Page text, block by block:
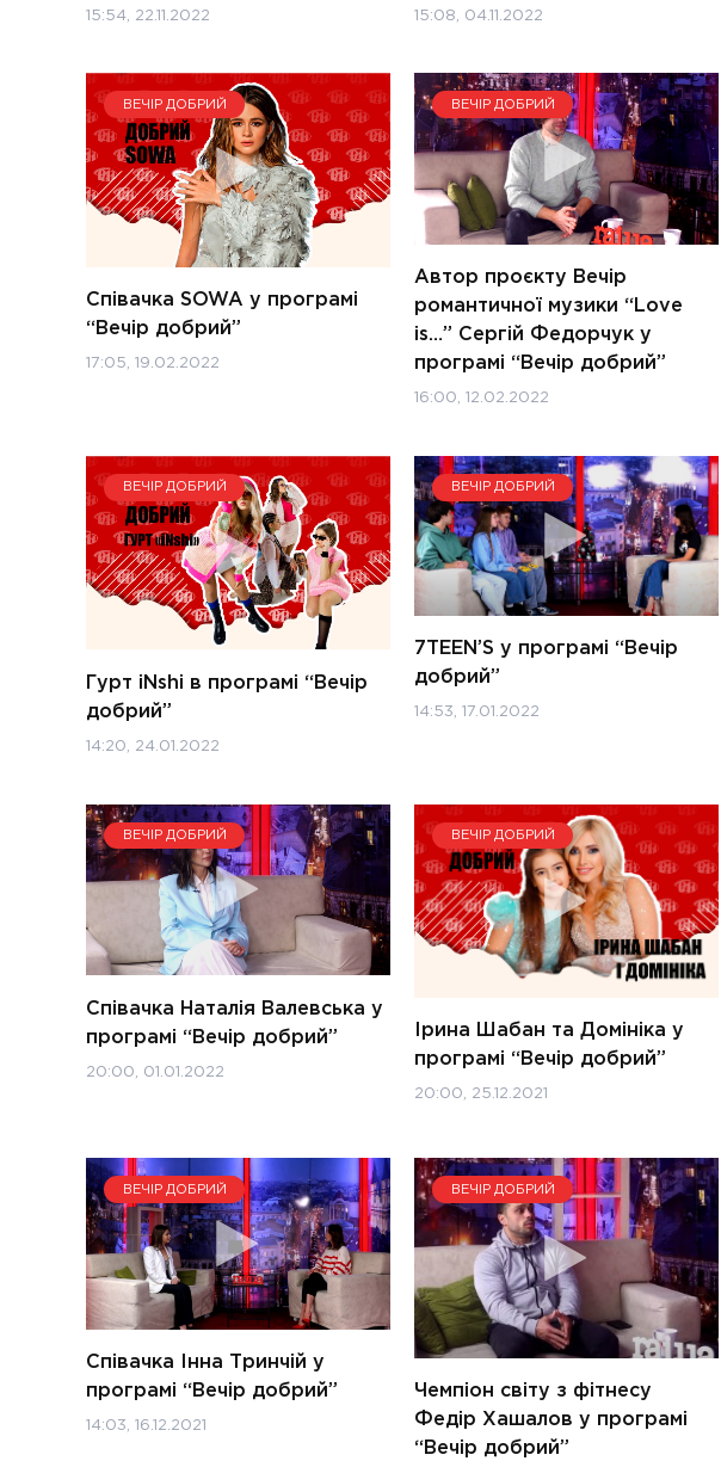
15:54, 22.11.2022 15:08, 04.11.2022
ВЕЧІР ДОБРИЙ
Співачка SOWA у програмі
“Вечір добрий”
17:05, 19.02.2022
ВЕЧІР ДОБРИЙ
Автор проєкту Вечір
романтичної музики “Love
is…” Сергій Федорчук у
програмі “Вечір добрий”
16:00, 12.02.2022
ВЕЧІР ДОБРИЙ
Гурт iNshi в програмі “Вечір
добрий”
14:20, 24.01.2022
ВЕЧІР ДОБРИЙ
7TEEN’S у програмі “Вечір
добрий”
14:53, 17.01.2022
ВЕЧІР ДОБРИЙ
Співачка Наталія Валевська у
програмі “Вечір добрий”
20:00, 01.01.2022
ВЕЧІР ДОБРИЙ
Ірина Шабан та Домініка у
програмі “Вечір добрий”
20:00, 25.12.2021
ВЕЧІР ДОБРИЙ
Співачка Інна Тринчій у
програмі “Вечір добрий”
14:03, 16.12.2021
ВЕЧІР ДОБРИЙ
Чемпіон світу з фітнесу
Федір Хашалов у програмі
“Вечір добрий”